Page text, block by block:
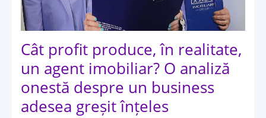
Cât profit produce, în realitate,
un agent imobiliar? O analiză
onestă despre un business
adesea greșit înțeles